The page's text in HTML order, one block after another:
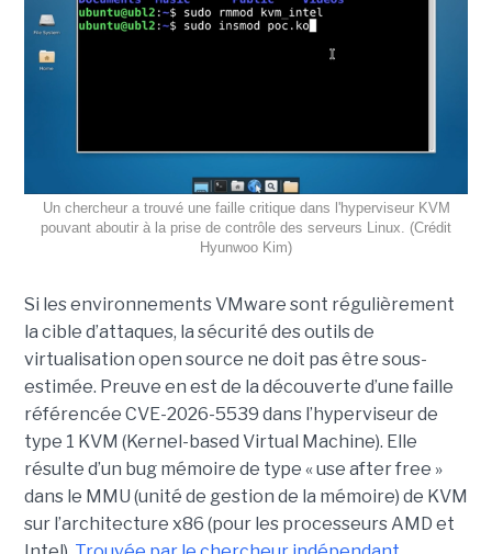
Un chercheur a trouvé une faille critique dans l'hyperviseur KVM
pouvant aboutir à la prise de contrôle des serveurs Linux. (Crédit
Hyunwoo Kim)
Si les environnements VMware sont régulièrement
la cible d’attaques, la sécurité des outils de
virtualisation open source ne doit pas être sous-
estimée. Preuve en est de la découverte d’une faille
référencée CVE-2026-5539 dans l’hyperviseur de
type 1 KVM (Kernel-based Virtual Machine). Elle
résulte d’un bug mémoire de type « use after free »
dans le MMU (unité de gestion de la mémoire) de KVM
sur l’architecture x86 (pour les processeurs AMD et